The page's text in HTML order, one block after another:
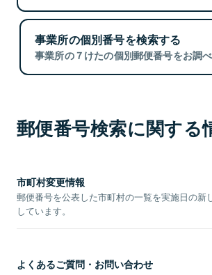
事業所の個別番号を検索する
事業所の７けたの個別郵便番号をお調べ
郵便番号検索に関する
市町村変更情報
郵便番号を公表した市町村の一覧を実施日の新
しています。
よくあるご質問・お問い合わせ